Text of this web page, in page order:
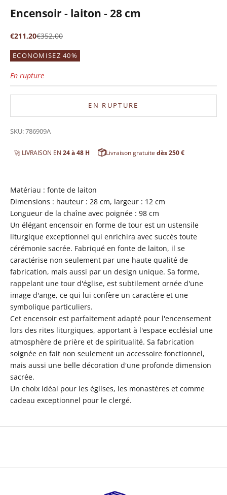
Encensoir - laiton - 28 cm
Prix de vente
€211,20Prix normal
€352,00
ECONOMISEZ 40%
En rupture
EN RUPTURE
SKU: 786909A
🚀 LIVRAISON EN 24 à 48 H Livraison gratuite dès 250 €
Matériau : fonte de laiton
Dimensions : hauteur : 28 cm, largeur : 12 cm
Longueur de la chaîne avec poignée : 98 cm
Un élégant encensoir en forme de tour est un ustensile
liturgique exceptionnel qui enrichira avec succès toute
cérémonie sacrée. Fabriqué en fonte de laiton, il se
caractérise non seulement par une haute qualité de
fabrication, mais aussi par un design unique. Sa forme,
rappelant une tour d'église, est subtilement ornée d'une
image d'ange, ce qui lui confère un caractère et une
symbolique particuliers.
Cet encensoir est parfaitement adapté pour l'encensement
lors des rites liturgiques, apportant à l'espace ecclésial une
atmosphère de prière et de spiritualité. Sa fabrication
soignée en fait non seulement un accessoire fonctionnel,
mais aussi une belle décoration d'une profonde dimension
sacrée.
Un choix idéal pour les églises, les monastères et comme
cadeau exceptionnel pour le clergé.